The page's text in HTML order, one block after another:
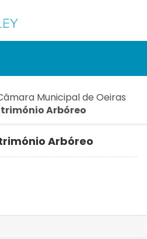
Municipal de Oeiras
Arbóreo
Arbóreo